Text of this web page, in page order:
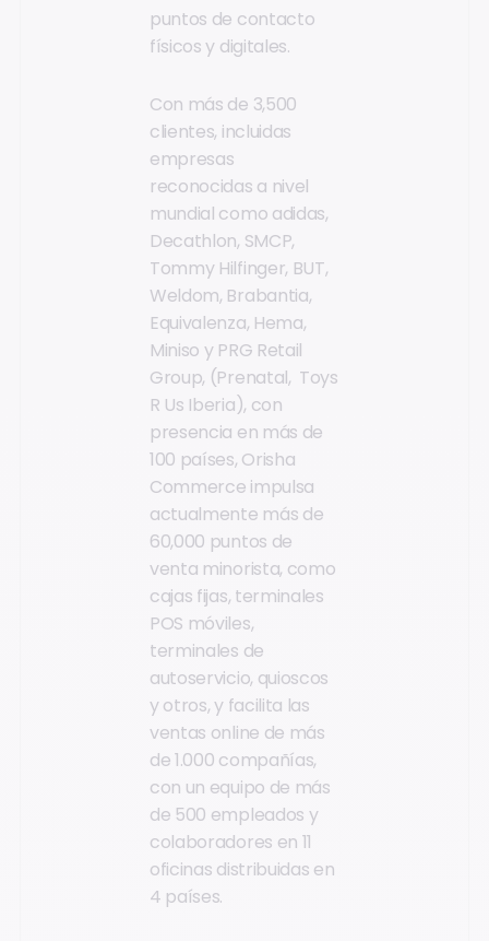
puntos de contacto
físicos y digitales.
Con más de 3,500
clientes, incluidas
empresas
reconocidas a nivel
mundial como adidas,
Decathlon, SMCP,
Tommy Hilfinger, BUT,
Weldom, Brabantia,
Equivalenza, Hema,
Miniso y PRG Retail
Group, (Prenatal, Toys
R Us Iberia), con
presencia en más de
100 países, Orisha
Commerce impulsa
actualmente más de
60,000 puntos de
venta minorista, como
cajas fijas, terminales
POS móviles,
terminales de
autoservicio, quioscos
y otros, y facilita las
ventas online de más
de 1.000 compañías,
con un equipo de más
de 500 empleados y
colaboradores en 11
oficinas distribuidas en
4 países.